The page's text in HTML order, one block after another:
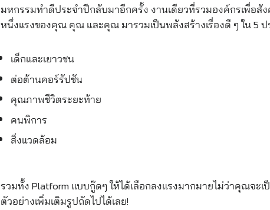
มหกรรมทำดีประจำปีกลับมาอีกครั้ง งานเดียวที่รวมองค์กรเพื่อส
หนึ่งแรงของคุณ คุณ และคุณ มารวมเป็นพลังสร้างเรื่องดีๆ ใน 5
เด็กและเยาวชน
ต่อต้านคอร์รัปชัน
คุณภาพชีวิตระยะท้าย
คนพิการ
สิ่งแวดล้อม
รวมทั้ง Platform แบบกู๊ดๆ ให้ได้เลือกลงแรงมากมายไม่วาคุณจะเ
ตัวอย่างเพิ่มเติมรูปถัดไปได้เลย!